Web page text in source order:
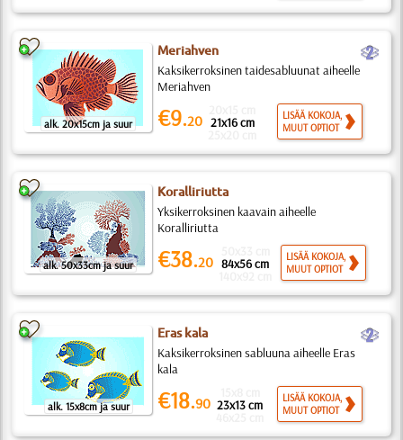
alk. 20x15cm ja suur
Meriahven b
Kaksikerroksinen taidesabluunat aiheelle
Meriahven
€9.20 21x16 cm
LISÄÄ KOKOJA,
MUUT OPTIOT
alk. 50x33cm ja suur
Koralliriutta
Yksikerroksinen kaavain aiheelle
Koralliriutta
€38.20 84x56 cm
LISÄÄ KOKOJA,
MUUT OPTIOT
alk. 15x8cm ja suur
Eras kala b
Kaksikerroksinen sabluuna aiheelle Eras
kala
€18.90 23x13 cm
LISÄÄ KOKOJA,
MUUT OPTIOT